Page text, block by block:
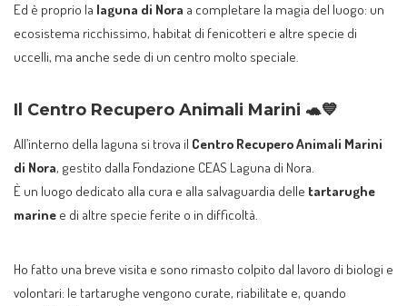
Ed è proprio la laguna di Nora a completare la magia del luogo: un
ecosistema ricchissimo, habitat di fenicotteri e altre specie di
uccelli, ma anche sede di un centro molto speciale.
Il Centro Recupero Animali Marini 🐢💙
All’interno della laguna si trova il Centro Recupero Animali Marini
di Nora, gestito dalla Fondazione CEAS Laguna di Nora.
È un luogo dedicato alla cura e alla salvaguardia delle tartarughe
marine e di altre specie ferite o in difficoltà.
Ho fatto una breve visita e sono rimasto colpito dal lavoro di biologi e
volontari: le tartarughe vengono curate, riabilitate e, quando